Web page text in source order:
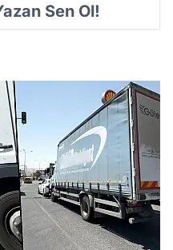
Sen Ol!